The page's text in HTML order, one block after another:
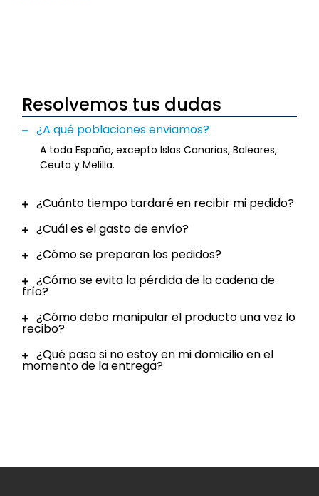
Resolvemos tus dudas
¿A qué poblaciones enviamos?
A toda España, excepto Islas Canarias, Baleares,
Ceuta y Melilla.
¿Cuánto tiempo tardaré en recibir mi pedido?
¿Cuál es el gasto de envío?
¿Cómo se preparan los pedidos?
¿Cómo se evita la pérdida de la cadena de
frío?
¿Cómo debo manipular el producto una vez lo
recibo?
¿Qué pasa si no estoy en mi domicilio en el
momento de la entrega?